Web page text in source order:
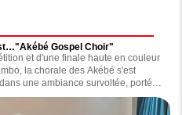
Gospel Choir"
et d'une finale haute en couleur
la chorale des Akébé s'est
une ambiance survoltée, portée